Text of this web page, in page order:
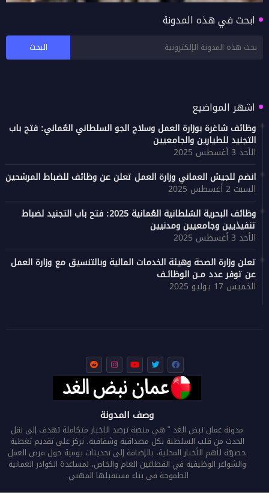
شرح احتساب مكافأة نهاية الخدمة في قانون
ابحث في هذه المدونة
اشهر المواضيع
وظائف شاغرة بوزارة العمل وسلاح الجو السلطاني العُماني: فتح باب
التجنيد للطيارين والجامعيين
الأحد 3 أغسطس 2025
انضم للجيش العماني وزارة العمل تعلن عن وظائف للضباط المرشحين
السبت 2 أغسطس 2025
وظائف البحرية السُلطانية العُمانية 2025: فتح باب التجنيد لضباط
تنفيذيين وجامعيين ومدنيين
الأحد 3 أغسطس 2025
تعلن وزارة الصحة وهيئة الخدمات المالية وبالتنسيق مع وزارة العمل
عن توفر عدد مـن الوظائـف
الخميس 17 يوليو 2025
وصف المدونة
مدونة عمان نبض الغد " هي منصة ترصد الاخبار متكاملة تهدف إلى نقل
الحدث من قلب السلطنة بكل مصداقية وشفافية. نركز على تقديم تغطية
حصريّة لأهم الأخبار المحلية، بالإضافة إلى تحديثات يومية حول فرص العمل
والشواغر الوظيفية في القطاعين العام والخاص، لمساعدة الكوادر العمانية
الطموحة في بناء مستقبلها المهني.